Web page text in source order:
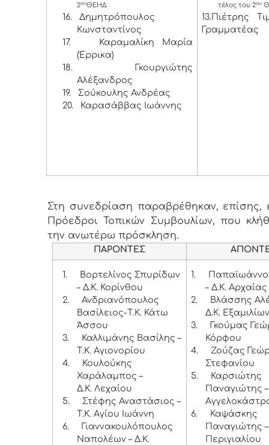
2ουΘΕΗΔ
16.
Δημητρόπουλος
Κωνσταντίνος
17.
Καραμαλίκη Μαρία
(Έρρικα)
18.
Γκουργιώτης
Αλέξανδρος
19.
Σούκουλης Ανδρέας
20.
Καρασάββας Ιωάννης
τέλος του 2ου
13.Πιέτρης
Γραμματέας
Στη συνεδρίαση παραβρέθηκαν, επίσης,
Πρόεδροι Τοπικών Συμβουλίων, που
την ανωτέρω πρόσκληση.
ΠΑΡΟΝΤΕΣ
1.
Βορτελίνος Σπυρίδων
– Δ.Κ. Κορίνθου
2.
Ανδριανόπουλος
Βασίλειος-Τ.Κ. Κάτω
Άσσου
3.
Καλλιμάνης Βασίλης –
Τ.Κ. Αγιονορίου
4.
Κουλούκης
Χαράλαμπος –
Δ.Κ. Λεχαίου
5.
Στέφης Αναστάσιος –
Τ.Κ. Αγίου Ιωάννη
6.
Γιαννακουλόπουλος
Ναπολέων – Δ.Κ.
1.
– Δ.Κ.
2.
Βλάσσης
Δ.Κ. Εξαμιλίων
3.
Γκούμας
Κόρφου
4.
Ζούζας
Στεφανίου
5.
Καρσιώτης
Παναγιώτης –
6.
Καψάσκης
Παναγιώτης –
Περιγιαλίου